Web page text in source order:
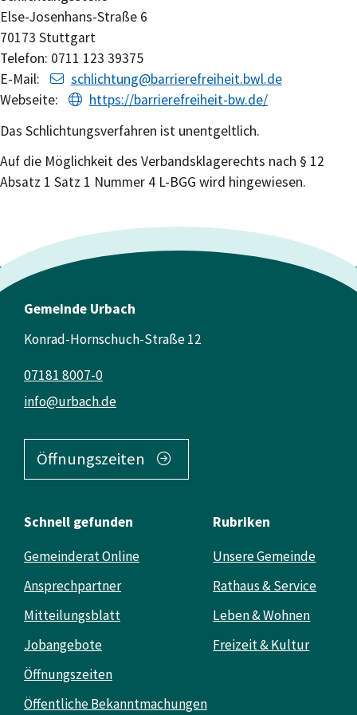
Else-Josenhans-Straße 6
70173 Stuttgart
Telefon: 0711 123 39375
E-Mail:
schlichtung@barrierefreiheit.bwl.de
Webseite:
https://barrierefreiheit-bw.de/
Das Schlichtungsverfahren ist unentgeltlich.
Auf die Möglichkeit des Verbandsklagerechts nach § 12
Absatz 1 Satz 1 Nummer 4 L-BGG wird hingewiesen.
Gemeinde Urbach
Konrad-Hornschuch-Straße 12
info@urbach.de
07181 8007-0
Öffnungszeiten
Schnell gefunden
Gemeinderat Online
Ansprechpartner
Mitteilungsblatt
Jobangebote
Öffnungszeiten
Öffentliche Bekanntmachungen
Rubriken
Unsere Gemeinde
Rathaus & Service
Leben & Wohnen
Freizeit & Kultur